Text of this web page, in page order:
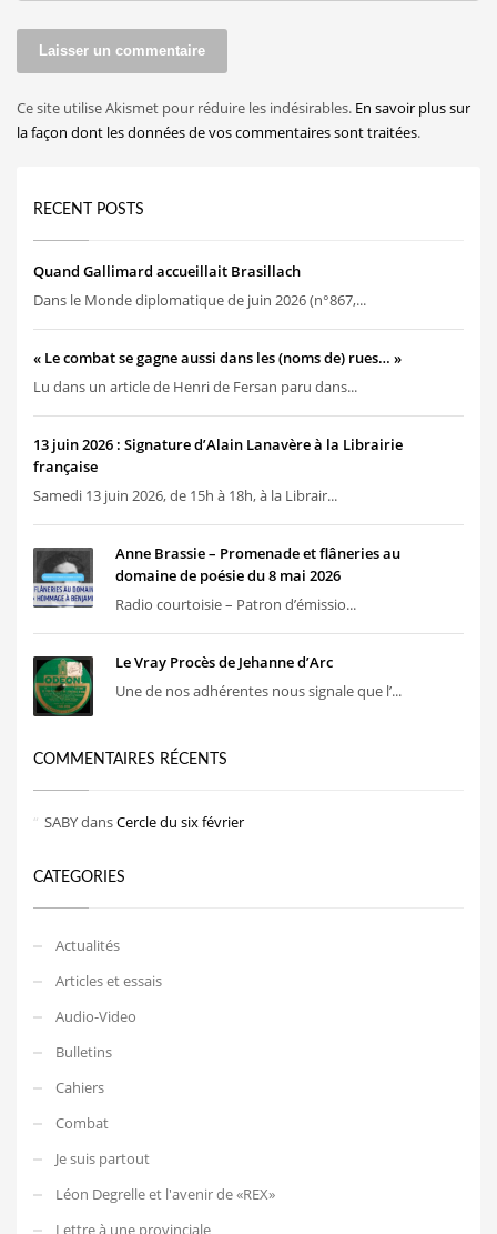
Ce site utilise Akismet pour réduire les indésirables. En savoir plus sur
la façon dont les données de vos commentaires sont traitées.
RECENT POSTS
Quand Gallimard accueillait Brasillach
Dans le Monde diplomatique de juin 2026 (n°867,...
« Le combat se gagne aussi dans les (noms de) rues… »
Lu dans un article de Henri de Fersan paru dans...
13 juin 2026 : Signature d’Alain Lanavère à la Librairie
française
Samedi 13 juin 2026, de 15h à 18h, à la Librair...
Anne Brassie – Promenade et flâneries au
domaine de poésie du 8 mai 2026
Radio courtoisie – Patron d’émissio...
Le Vray Procès de Jehanne d’Arc
Une de nos adhérentes nous signale que l’...
COMMENTAIRES RÉCENTS
SABYdansCercle du six février
CATEGORIES
Actualités
Articles et essais
Audio-Video
Bulletins
Cahiers
Combat
Je suis partout
Léon Degrelle et l'avenir de «REX»
Lettre à une provinciale